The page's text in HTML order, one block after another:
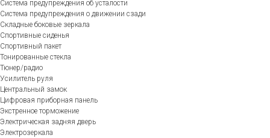
Система предупреждения об усталости
Система предупреждения о движении сзади
Складные боковые зеркала
Спортивные сиденья
Спортивный пакет
Тонированные стекла
Тюнер/радио
Усилитель руля
Центральный замок
Цифровая приборная панель
Экстренное торможение
Электрическая задняя дверь
Электрозеркала